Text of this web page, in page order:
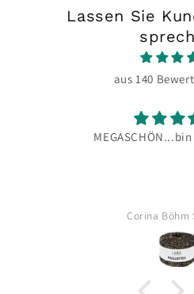
Lassen Sie
aus 140
MEGASCHÖN...bin
Corina Böhm